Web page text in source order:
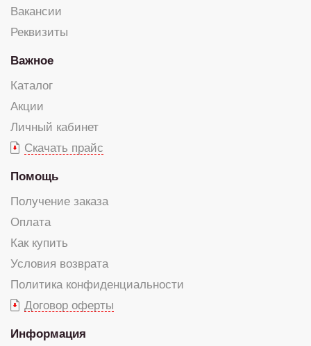
Вакансии
Реквизиты
Важное
Каталог
Акции
Личный кабинет
Скачать прайс
Помощь
Получение заказа
Оплата
Как купить
Условия возврата
Политика конфиденциальности
Договор оферты
Информация